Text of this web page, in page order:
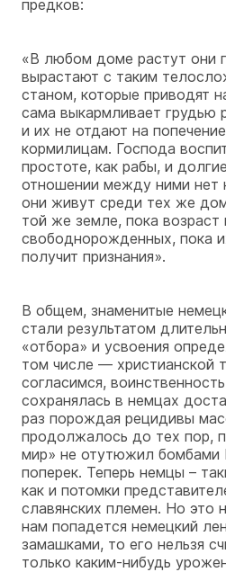
предков:
«В любом доме растут они
вырастают с таким
станом, которые приводят
сама выкармливает
и их не отдают на
кормилицам. Господа
простоте, как рабы, и
отношении между ними нет
они живут среди тех же
той же земле, пока возраст
свободнорожденных, пока
получит признания».
В общем, знаменитые
стали результатом
«отбора» и усвоения
том числе — христианской
согласимся,
сохранялась в немцах
раз порождая рецидивы
продолжалось до тех пор,
мир» не отутюжил бомбами
поперек. Теперь немцы –
как и потомки
славянских племен. Но это
нам попадется немецкий
замашками, то его нельзя
только каким-нибудь